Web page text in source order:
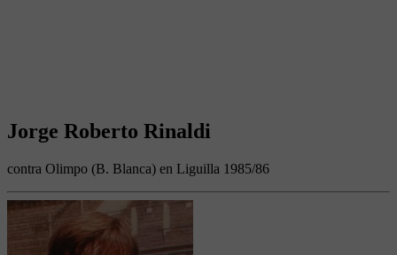
Jorge Roberto Rinaldi
contra Olimpo (B. Blanca) en Liguilla 1985/86